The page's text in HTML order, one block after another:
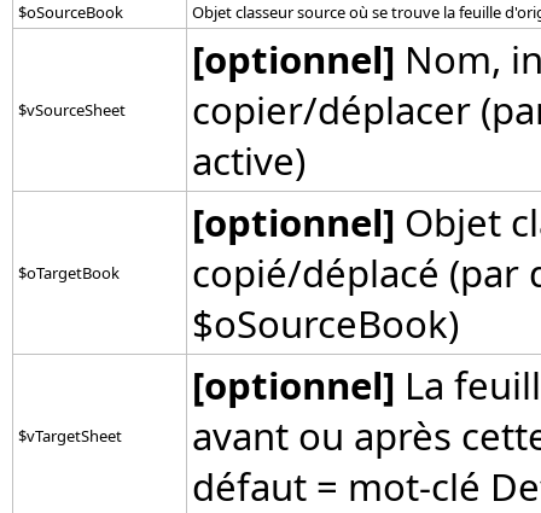
$oSourceBook Objet classeur source où se trouve la feuille
$vSourceSheet
[optionnel] Nom,
copier/déplacer
active)
$oTargetBook
[optionnel] Objet
copié/déplacé (par
$oSourceBook)
$vTargetSheet
[optionnel] La
avant ou après
défaut = mot-clé